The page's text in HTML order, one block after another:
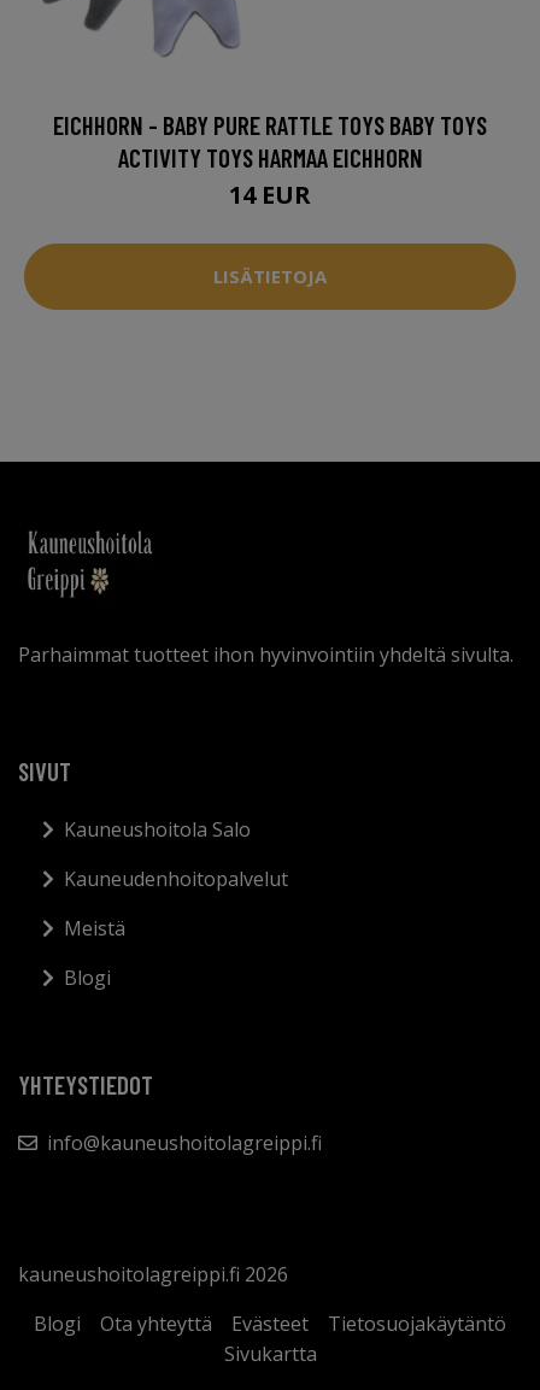
EICHHORN - BABY PURE RATTLE TOYS BABY TOYS
ACTIVITY TOYS HARMAA EICHHORN
14 EUR
LISÄTIETOJA
Parhaimmat tuotteet ihon hyvinvointiin yhdeltä sivulta.
SIVUT
Kauneushoitola Salo
Kauneudenhoitopalvelut
Meistä
Blogi
YHTEYSTIEDOT
info@kauneushoitolagreippi.fi
kauneushoitolagreippi.fi 2026
Blogi
Ota yhteyttä Evästeet
Tietosuojakäytäntö
Sivukartta